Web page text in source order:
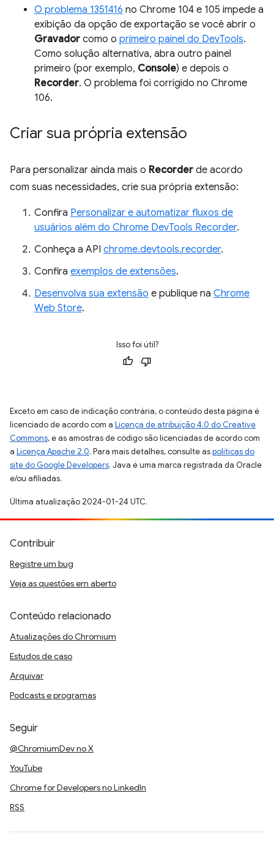
O problema 1351416 no Chrome 104 e 105 impede a
exibição da opção de exportação se você abrir o
Gravador como o primeiro painel do DevTools.
Como solução alternativa, abra outro painel
primeiro (por exemplo, Console) e depois o
Recorder. O problema foi corrigido no Chrome
106.
Criar sua própria extensão
Para personalizar ainda mais o Recorder de acordo
com suas necessidades, crie sua própria extensão:
Confira Personalizar e automatizar fluxos de
usuários além do Chrome DevTools Recorder.
Conheça a API chrome.devtools.recorder.
Confira exemplos de extensões.
Desenvolva sua extensão e publique na Chrome
Web Store.
Isso foi útil?
Exceto em caso de indicação contrária, o conteúdo desta página é
licenciado de acordo com a Licença de atribuição 4.0 do Creative
Commons, e as amostras de código são licenciadas de acordo com
a Licença Apache 2.0. Para mais detalhes, consulte aspolíticas do
site do Google Developers. Java é uma marca registrada da Oracle
e/ou afiliadas.
Última atualização 2024-01-24 UTC.
Contribuir
Registre um bug
Veja as questões em aberto
Conteúdo relacionado
Atualizações do Chromium
Estudos de caso
Arquivar
Podcasts e programas
Seguir
@ChromiumDev no X
YouTube
Chrome for Developers no LinkedIn
RSS